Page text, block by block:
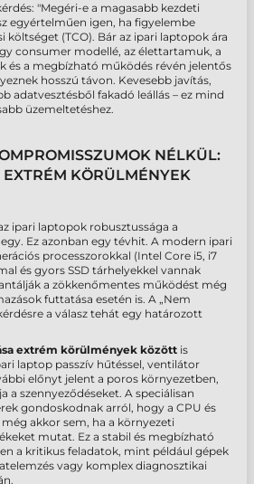
"Megéri-e a magasabb kezdeti
egyértelműen igen, ha figyelembe
költséget (TCO). Bár az ipari laptopok ára
consumer modellé, az élettartamuk, a
és a megbízható működés révén jelentős
hosszú távon. Kevesebb javítás,
adatvesztésből fakadó leállás – ez mind
üzemeltetéshez.
NÉLKÜL:
KÖRÜLMÉNYEK
ipari laptopok robusztussága a
Ez azonban egy tévhit. A modern ipari
processzorokkal (Intel Core i5, i7
és gyors SSD tárhelyekkel vannak
a zökkenőmentes működést még
futtatása esetén is. A „Nem
a válasz tehát egy határozott
extrém körülmények között is
laptop passzív hűtéssel, ventilátor
előnyt jelent a poros környezetben,
a szennyeződéseket. A speciálisan
gondoskodnak arról, hogy a CPU és
akkor sem, ha a környezeti
mutat. Ez a stabil és megbízható
a kritikus feladatok, mint például gépek
vagy komplex diagnosztikai